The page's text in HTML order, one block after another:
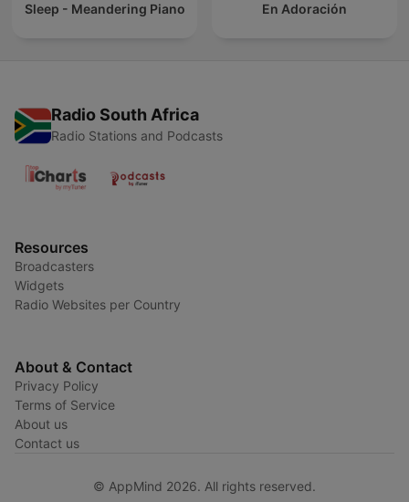
Sleep - Meandering Piano En Adoración
Radio South Africa
Radio Stations and Podcasts
Resources
Broadcasters
Widgets
Radio Websites per Country
About & Contact
Privacy Policy
Terms of Service
About us
Contact us
© AppMind 2026. All rights reserved.